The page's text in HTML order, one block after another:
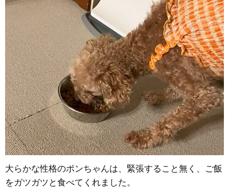
大らかな性格のポンちゃんは、緊張すること無く、ご飯
をガツガツと食べてくれました。